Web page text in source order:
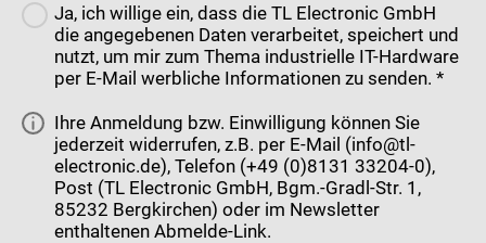
Ja, ich willige ein, dass die TL Electronic GmbH
die angegebenen Daten verarbeitet, speichert und
nutzt, um mir zum Thema industrielle IT-Hardware
per E-Mail werbliche Informationen zu senden. *
Ihre Anmeldung bzw. Einwilligung können Sie
jederzeit widerrufen, z.B. per E-Mail (info@tl-
electronic.de), Telefon (+49 (0)8131 33204-0),
Post (TL Electronic GmbH, Bgm.-Gradl-Str. 1,
85232 Bergkirchen) oder im Newsletter
enthaltenen Abmelde-Link.